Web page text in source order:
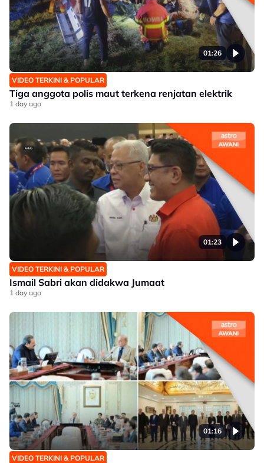
01:26
VIDEO TERKINI & POPULAR
Tiga anggota polis maut terkena renjatan elektrik
1 day ago
01:23
VIDEO TERKINI & POPULAR
Ismail Sabri akan didakwa Jumaat
1 day ago
01:16
VIDEO TERKINI & POPULAR